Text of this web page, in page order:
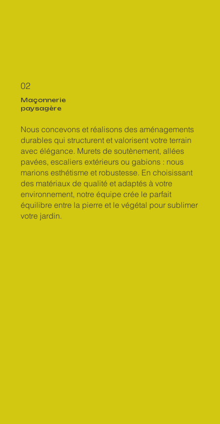
02
Maçonnerie
paysagère
Nous concevons et réalisons des aménagements
durables qui structurent et valorisent votre terrain
avec élégance. Murets de soutènement, allées
pavées, escaliers extérieurs ou gabions : nous
marions esthétisme et robustesse. En choisissant
des matériaux de qualité et adaptés à votre
environnement, notre équipe crée le parfait
équilibre entre la pierre et le végétal pour sublimer
votre jardin.